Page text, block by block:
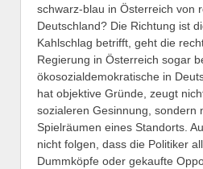
schwarz-blau in Österreich von
Deutschland? Die Richtung ist
Kahlschlag betrifft, geht die
Regierung in Österreich sogar
ökosozialdemokratische in
hat objektive Gründe, zeugt
sozialeren Gesinnung, sondern
Spielräumen eines Standorts.
nicht folgen, dass die Politiker
Dummköpfe oder gekaufte